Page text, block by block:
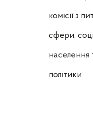
комісії з
сфери,
населення
політики